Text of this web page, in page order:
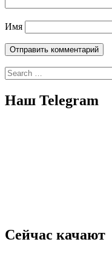
Имя
Search
for:
Наш Telegram
Сейчас качают